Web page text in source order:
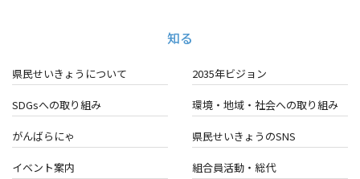
知る
県民せいきょうについて 2035年ビジョン
SDGsへの取り組み 環境・地域・ 社会への取り組み
がんばらにゃ 県民せいきょうのSNS
イベント案内 組合員活動・総代